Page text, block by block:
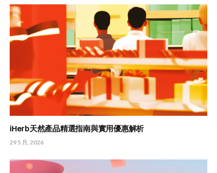
iHerb天然產品精選指南與實用優惠解析
29 5 月, 2026